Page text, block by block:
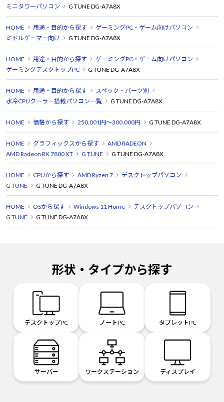
ミニタワーパソコン
G TUNE DG-A7A8X
HOME 用途・目的から探す
ゲーミングPC・ゲーム向けパソコン
ミドルゲーマー向け
G TUNE DG-A7A8X
HOME 用途・目的から探す
ゲーミングPC・ゲーム向けパソコン
ゲーミングデスクトップPC
G TUNE DG-A7A8X
HOME 用途・目的から探す
スペック・パーツ別
水冷CPUクーラー搭載パソコン一覧
G TUNE DG-A7A8X
HOME 価格から探す 250,001円～300,000円 G TUNE DG-A7A8X
HOME グラフィックスから探す
AMD RADEON
AMD Radeon RX 7800 XT
G TUNE G TUNE DG-A7A8X
HOME CPUから探す AMD Ryzen 7
デスクトップパソコン
G TUNE
G TUNE DG-A7A8X
HOME OSから探す Windows 11 Home
デスクトップパソコン
G TUNE
G TUNE DG-A7A8X
形状・タイプから探す
デスクトップPC ノートPC タブレットPC
サーバー ワークステーション ディスプレイ